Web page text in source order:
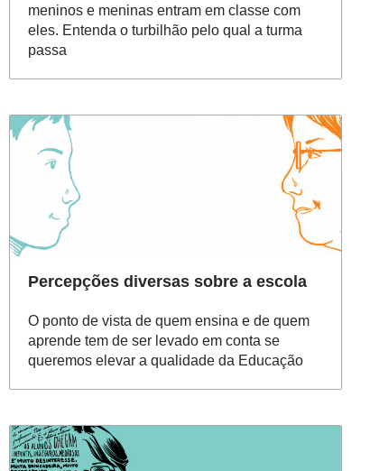
meninos e meninas entram em classe com
eles. Entenda o turbilhão pelo qual a turma
passa
Percepções diversas sobre a escola
O ponto de vista de quem ensina e de quem
aprende tem de ser levado em conta se
queremos elevar a qualidade da Educação